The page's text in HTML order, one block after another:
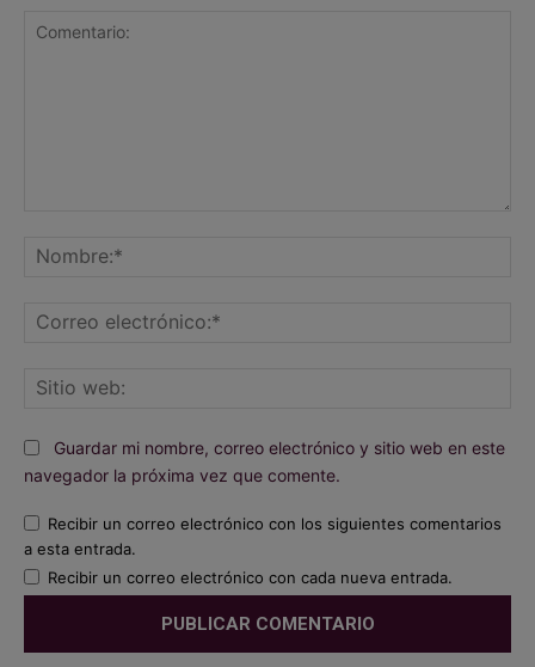
Guardar mi nombre, correo electrónico y sitio web en este
navegador la próxima vez que comente.
Recibir un correo electrónico con los siguientes comentarios
a esta entrada.
Recibir un correo electrónico con cada nueva entrada.